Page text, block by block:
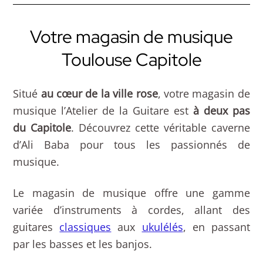
Votre magasin de musique
Toulouse Capitole
Situé au cœur de la ville rose, votre magasin de
musique l’Atelier de la Guitare est à deux pas
du Capitole. Découvrez cette véritable caverne
d’Ali Baba pour tous les passionnés de
musique.
Le magasin de musique offre une gamme
variée d’instruments à cordes, allant des
guitares classiques aux ukulélés, en passant
par les basses et les banjos.